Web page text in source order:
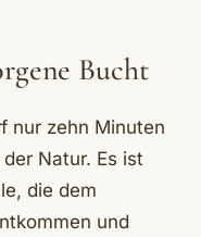
Bucht
nur zehn Minuten
Natur. Es ist
die dem
und